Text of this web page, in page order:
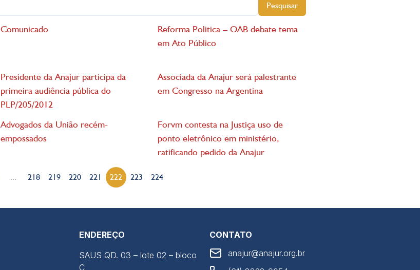
Pesquisar
Comunicado
Reforma Politica – OAB debate tema
em Ato Público
Presidente da Anajur participa da
primeira audiência pública do
PLP/205/2012
Associada da Anajur será palestrante
em Congresso na Argentina
Advogados da União recém-
empossados
Forvm contesta na Justiça uso de
ponto eletrônico em ministério,
ratificando pedido da Anajur
... 218 219 220 221 222 223 224
ENDEREÇO
SAUS QD. 03 – lote 02 – bloco
C
CONTATO
anajur@anajur.org.br